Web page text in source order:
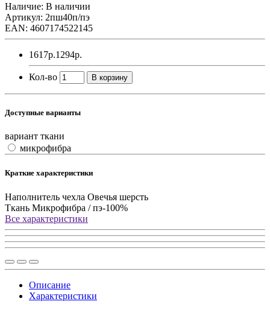
Наличие: В наличии
Артикул: 2пш40п/пэ
EAN: 4607174522145
1617р.1294р.
Кол-во В корзину
Доступные варианты
вариант ткани
микрофибра
Краткие характеристики
Наполнитель чехла Овечья шерсть
Ткань Микрофибра / пэ-100%
Все характеристики
Описание
Характеристики